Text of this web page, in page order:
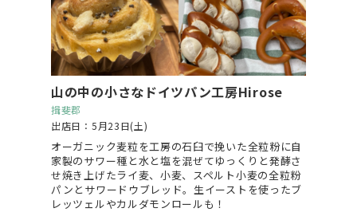
山の中の小さなドイツパン工房Hirose
揖斐郡
出店日：5月23日(土)
オーガニック麦粒を工房の石臼で挽いた全粒粉に自
家製のサワー種と水と塩を混ぜてゆっくりと発酵さ
せ焼き上げたライ麦、小麦、スペルト小麦の全粒粉
パンとサワードウブレッド。生イーストを使ったブ
レッツェルやカルダモンロールも！